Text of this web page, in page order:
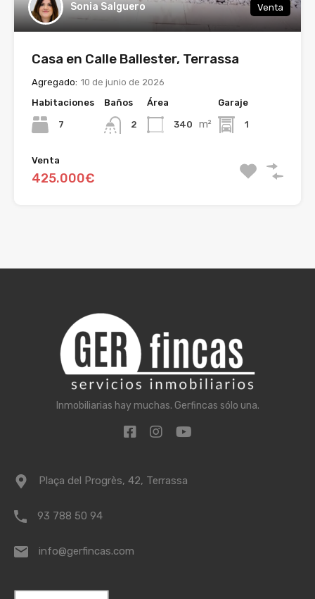
Sonia Salguero Venta
Casa en Calle Ballester, Terrassa
Agregado: 10 de junio de 2026
Habitaciones
7
Baños
2
Área
340 m²
Garaje
1
Venta
425.000€
Inmobiliarias hay muchas. Gerfincas sólo una.
Plaça del Progrès, 42, Terrassa
93 788 50 94
info@gerfincas.com